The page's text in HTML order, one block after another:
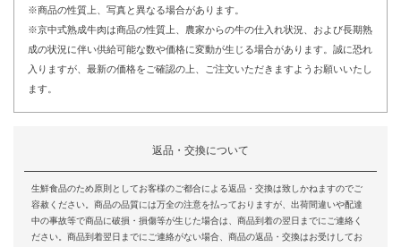
※商品の性質上、写真と異なる場合があります。
※京中式熟成牛肉は商品の性質上、農家からの牛の仕入れ状況、および長期熟
成の状況に伴い供給可能な数や価格に変動が生じる場合があります。誠に恐れ
入りますが、最新の価格をご確認の上、ご注文いただきますようお願いいたし
ます。
返品・交換について
生鮮食品のため原則としてお客様のご都合による返品・交換は致しかねますのでご
容赦ください。商品の品質には万全の注意を払っておりますが、出荷間違いや配達
中の事故等で商品に破損・損傷等が生じた場合は、商品到着の翌日までにご連絡く
ださい。商品到着翌日までにご連絡がない場合、商品の返品・交換はお受けしてお